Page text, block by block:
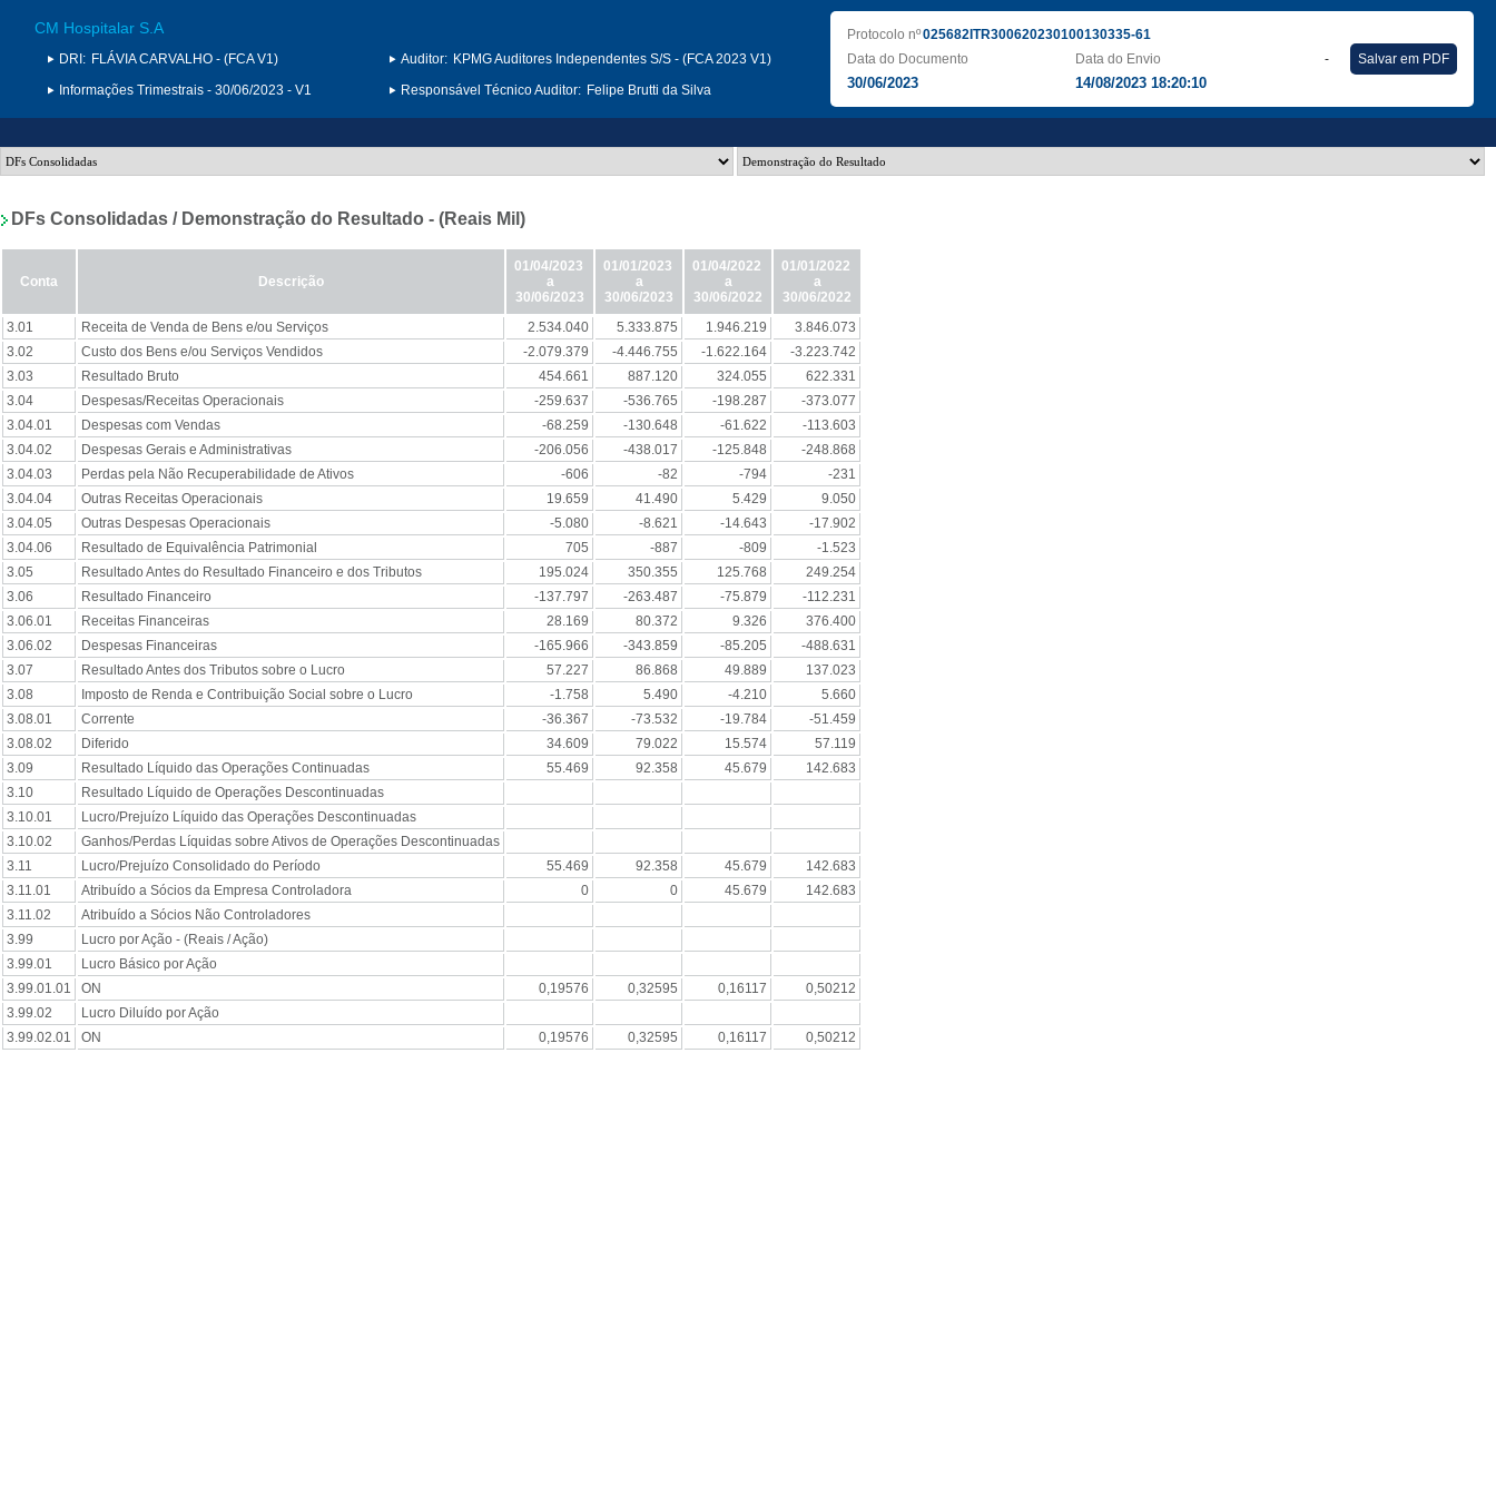
CM Hospitalar S.A
DRI: FLÁVIA CARVALHO - (FCA V1)
Informações Trimestrais - 30/06/2023 - V1
Auditor: KPMG Auditores Independentes S/S - (FCA 2023 V1)
Responsável Técnico Auditor: Felipe Brutti da Silva
Protocolo nº025682ITR300620230100130335-61
Data do Documento
30/06/2023
Data do Envio
14/08/2023 18:20:10
- Salvar em PDF